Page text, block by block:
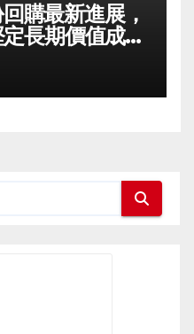
購最新進展，
長期價值成長